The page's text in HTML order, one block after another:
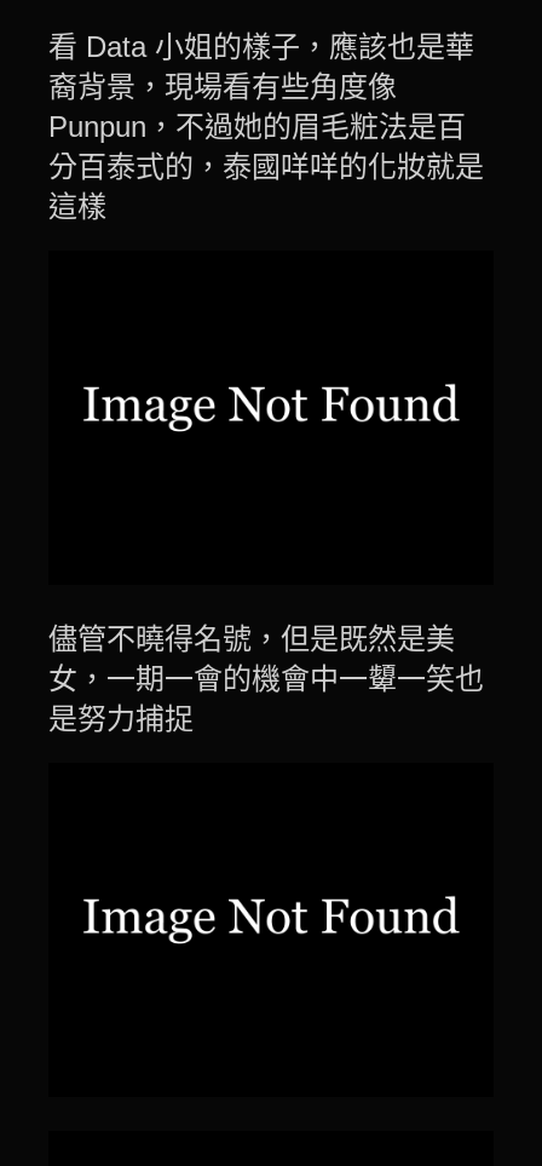
看 Data 小姐的樣子，應該也是華
裔背景，現場看有些角度像
Punpun，不過她的眉毛粧法是百
分百泰式的，泰國咩咩的化妝就是
這樣
儘管不曉得名號，但是既然是美
女，一期一會的機會中一顰一笑也
是努力捕捉